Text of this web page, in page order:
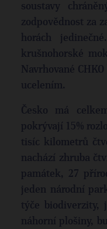
soustavy
zodpovědnost za
horách
krušnohorské
Navrhované
ucelením.
Česko má
pokrývají 15%
tisíc kilometrů
nachází zhruba
památek, 27
jeden národní
týče biodiverzity,
náhorní plošiny,